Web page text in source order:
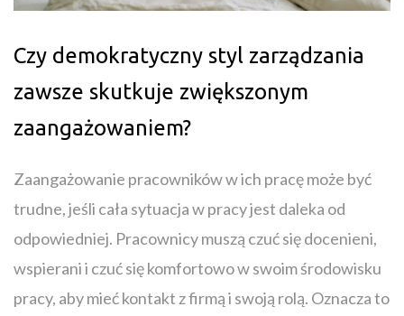
Czy demokratyczny styl zarządzania
zawsze skutkuje zwiększonym
zaangażowaniem?
Zaangażowanie pracowników w ich pracę może być
trudne, jeśli cała sytuacja w pracy jest daleka od
odpowiedniej. Pracownicy muszą czuć się docenieni,
wspierani i czuć się komfortowo w swoim środowisku
pracy, aby mieć kontakt z firmą i swoją rolą. Oznacza to